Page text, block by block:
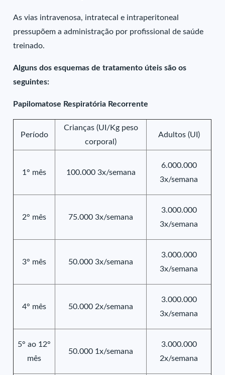
As vias intravenosa, intratecal e intraperitoneal
pressupõem a administração por profissional de saúde
treinado.
Alguns dos esquemas de tratamento úteis são os
seguintes:
Papilomatose Respiratória Recorrente
Período
Crianças (UI/Kg peso
corporal)
Adultos (UI)
1° mês 100.000 3x/semana
6.000.000
3x/semana
2° mês 75.000 3x/semana
3.000.000
3x/semana
3° mês 50.000 3x/semana
3.000.000
3x/semana
4° mês 50.000 2x/semana
3.000.000
3x/semana
5° ao 12°
mês
50.000 1x/semana
3.000.000
2x/semana